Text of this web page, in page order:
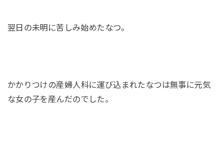
翌日の未明に苦しみ始めたなつ。
かかりつけの産婦人科に運び込まれたなつは無事に元気
な女の子を産んだのでした。